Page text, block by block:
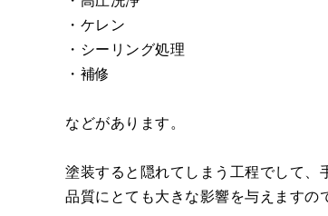
・ケレン
・シーリング処理
・補修
などがあります。
塗装すると隠れてしまう工程でして、
品質にとても大きな影響を与えますの